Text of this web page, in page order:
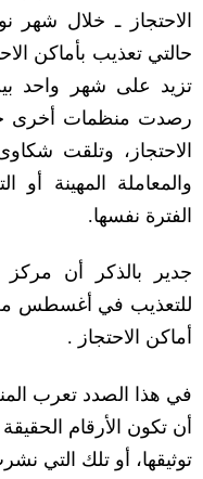
الاحتجاز ـ خلال شهر
حالتي تعذيب بأماكن
تزيد على شهر واحد
رصدت منظمات أخرى
الاحتجاز، وتلقت
والمعاملة المهينة
الفترة نفسها.
جدير بالذكر أن مركز
للتعذيب في أغسطس
أماكن الاحتجاز
في هذا الصدد تعرب
أن تكون الأرقام
توثيقها، أو تلك التي